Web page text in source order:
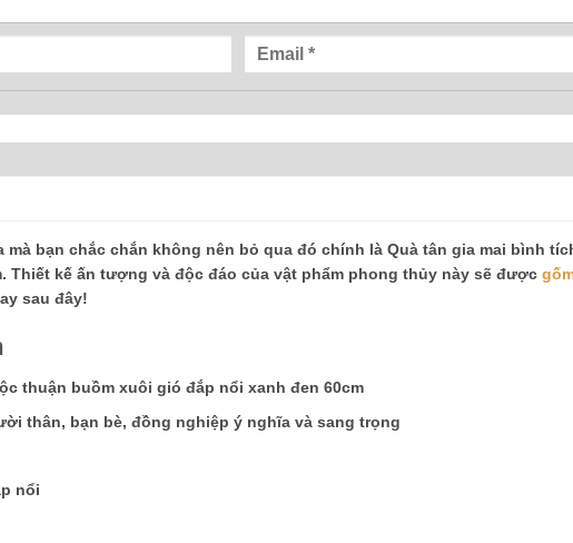
bạn chắc chắn không nên bỏ qua đó chính là Quà tân gia mai bình
Thiết kế ấn tượng và độc đáo của vật phẩm phong thủy này sẽ được
sau đây!
thuận buồm xuôi gió đắp nổi xanh đen 60cm
thân, bạn bè, đồng nghiệp ý nghĩa và sang trọng
nổi